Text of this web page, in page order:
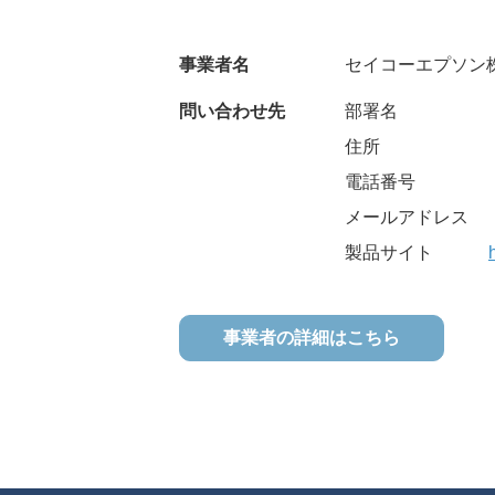
事業者名 セイコーエプソン
問い合わせ先
部署名
住所
電話番号
メールアドレス
製品サイト
事業者の詳細はこちら